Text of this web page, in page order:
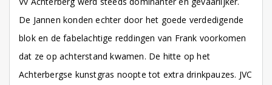
De Jannen konden echter door het goede verdedigende
blok en de fabelachtige reddingen van Frank voorkomen
dat ze op achterstand kwamen. De hitte op het
Achterbergse kunstgras noopte tot extra drinkpauzes. JVC